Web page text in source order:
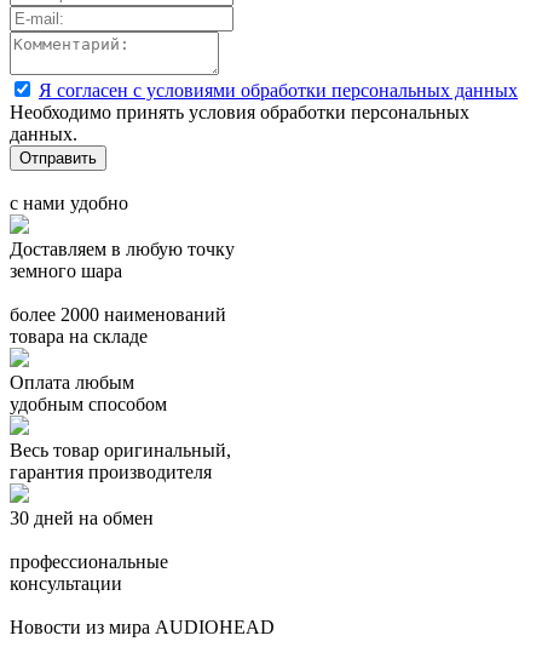
Я согласен с условиями обработки персональных данных
Необходимо принять условия обработки персональных
данных.
с нами удобно
Доставляем в любую точку
земного шара
более 2000 наименований
товара на складе
Оплата любым
удобным способом
Весь товар оригинальный,
гарантия производителя
30 дней на обмен
профессиональные
консультации
Новости из мира AUDIOHEAD